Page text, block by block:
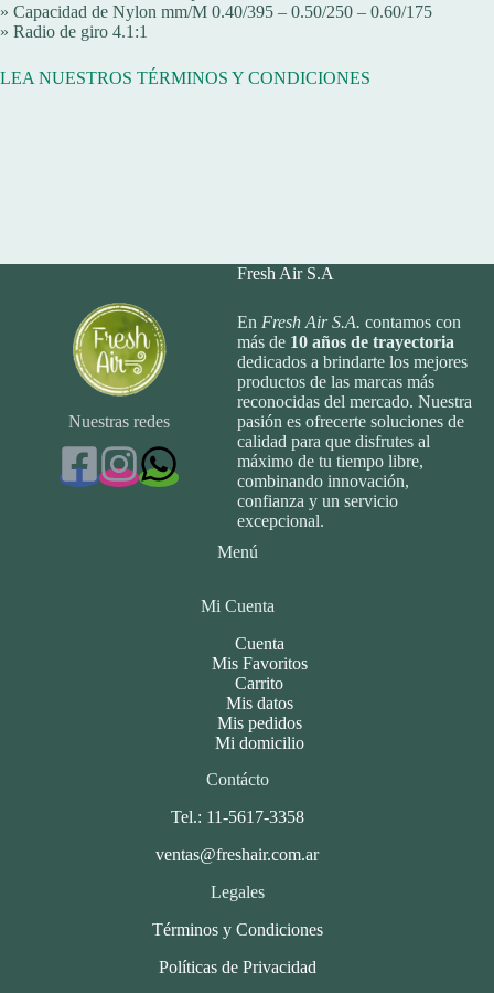
» Capacidad de Nylon mm/M 0.40/395 – 0.50/250 – 0.60/175
» Radio de giro 4.1:1
LEA NUESTROS TÉRMINOS Y CONDICIONES
Nuestras redes
Fresh Air S.A
En Fresh Air S.A. contamos con
más de 10 años de trayectoria
dedicados a brindarte los mejores
productos de las marcas más
reconocidas del mercado. Nuestra
pasión es ofrecerte soluciones de
calidad para que disfrutes al
máximo de tu tiempo libre,
combinando innovación,
confianza y un servicio
excepcional.
Menú
Mi Cuenta
Cuenta
Mis Favoritos
Carrito
Mis datos
Mis pedidos
Mi domicilio
Contácto
Tel.: 11-5617-3358
ventas@freshair.com.ar
Legales
Términos y Condiciones
Políticas de Privacidad